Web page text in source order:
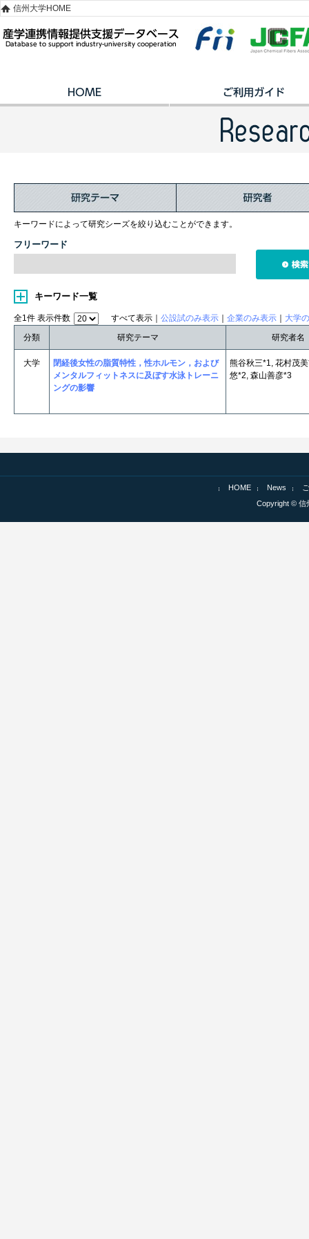
信州大学HOME
キーワードによって研究シーズを絞り込むことができます。
フリーワード
キーワード一覧
全1件 表示件数 すべて表示｜ 公設試のみ表示 企業のみ表示
大学
分類
研究テーマ 研究者名
大学
閉経後女性の脂質特性，性ホルモン，および
メンタルフィットネスに及ぼす水泳トレーニ
ングの影響
熊谷秋三*1, 花村茂
悠*2, 森山善彦*3
HOME News
Copyright © 信